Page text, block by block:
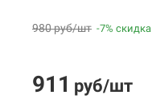
980 руб/шт -7% скидка
911 руб/шт